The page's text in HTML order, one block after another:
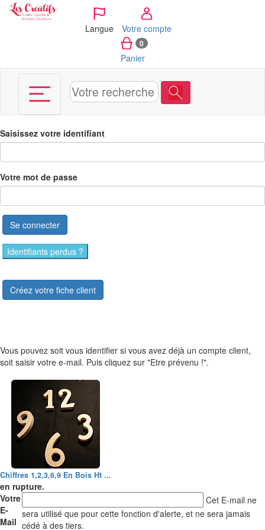
Langue Votre compte
0
Panier
Saisissez votre identifiant
Votre mot de passe
Se connecter
Identifiants perdus ?
Créez votre fiche client
Vous pouvez soit vous identifier si vous avez déjà un compte client,
soit saisir votre e-mail. Puis cliquez sur "Etre prévenu !".
Chiffres 1,2,3,6,9 En Bois Ht ...
en rupture.
Votre
E-
Mail
Cet E-mail ne
sera utilisé que pour cette fonction d'alerte, et ne sera jamais
cédé à des tiers.
Panneau de gestion des cookies